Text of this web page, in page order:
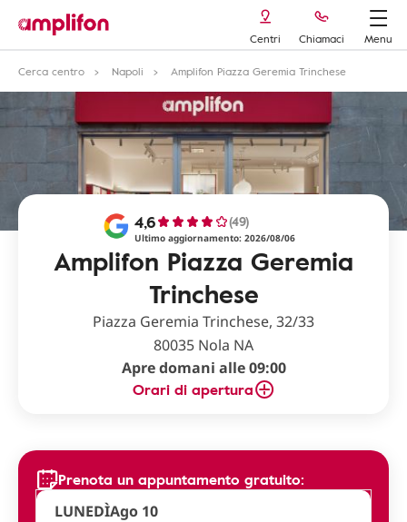
Centri Chiamaci
Menu
Cerca centro
Napoli Amplifon Piazza Geremia Trinchese
Amplifon Piazza Geremia
Trinchese
4,6 (49)
Ultimo aggiornamento: 2026/08/06
Piazza Geremia Trinchese, 32/33
80035 Nola NA
Apre domani alle 09:00
Orari di apertura
Prenota un appuntamento gratuito:
LUNEDÌAgo 10